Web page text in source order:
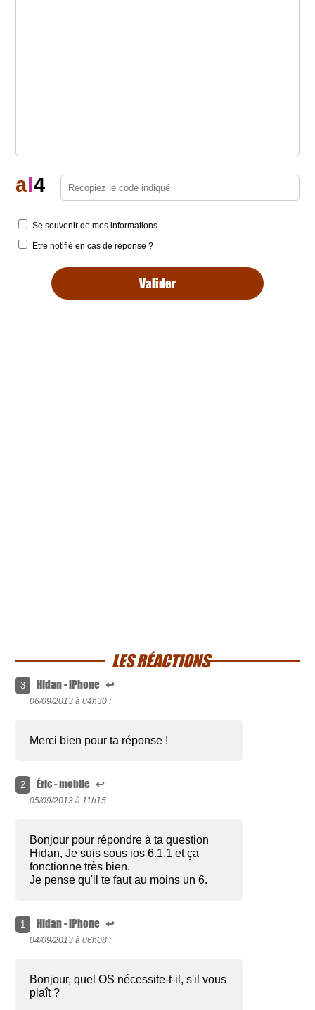
a 4
Se souvenir de mes informations
Etre notifié en cas de réponse ?
LES RÉACTIONS
3 Hidan - iPhone ↩
06/09/2013 à 04h30 :
Merci bien pour ta réponse !
2 Éric - mobile ↩
05/09/2013 à 11h15 :
Bonjour pour répondre à ta question
Hidan, Je suis sous ios 6.1.1 et ça
fonctionne très bien.
Je pense qu'il te faut au moins un 6.
1 Hidan - iPhone ↩
04/09/2013 à 06h08 :
Bonjour, quel OS nécessite-t-il, s'il vous
plaît ?